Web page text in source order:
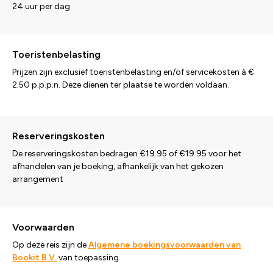
24 uur per dag
Toeristenbelasting
Prijzen zijn exclusief toeristenbelasting en/of servicekosten à €
2.50 p.p.p.n. Deze dienen ter plaatse te worden voldaan.
Reserveringskosten
De reserveringskosten bedragen €19.95 of €19.95 voor het
afhandelen van je boeking, afhankelijk van het gekozen
arrangement
Voorwaarden
Op deze reis zijn deAlgemene boekingsvoorwaarden van
Bookit B.V.van toepassing.